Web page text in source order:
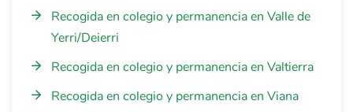
Recogida en colegio y permanencia en Valle de
Yerri/Deierri
Recogida en colegio y permanencia en Valtierra
Recogida en colegio y permanencia en Viana